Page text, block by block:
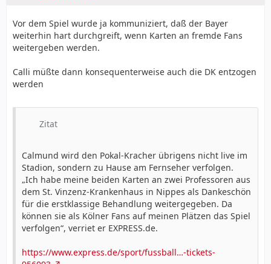
Vor dem Spiel wurde ja kommuniziert, daß der Bayer
weiterhin hart durchgreift, wenn Karten an fremde Fans
weitergeben werden.
Calli müßte dann konsequenterweise auch die DK entzogen
werden
Zitat
Calmund wird den Pokal-Kracher übrigens nicht live im
Stadion, sondern zu Hause am Fernseher verfolgen.
„Ich habe meine beiden Karten an zwei Professoren aus
dem St. Vinzenz-Krankenhaus in Nippes als Dankeschön
für die erstklassige Behandlung weitergegeben. Da
können sie als Kölner Fans auf meinen Plätzen das Spiel
verfolgen“, verriet er EXPRESS.de.
https://www.express.de/sport/fussball…-tickets-